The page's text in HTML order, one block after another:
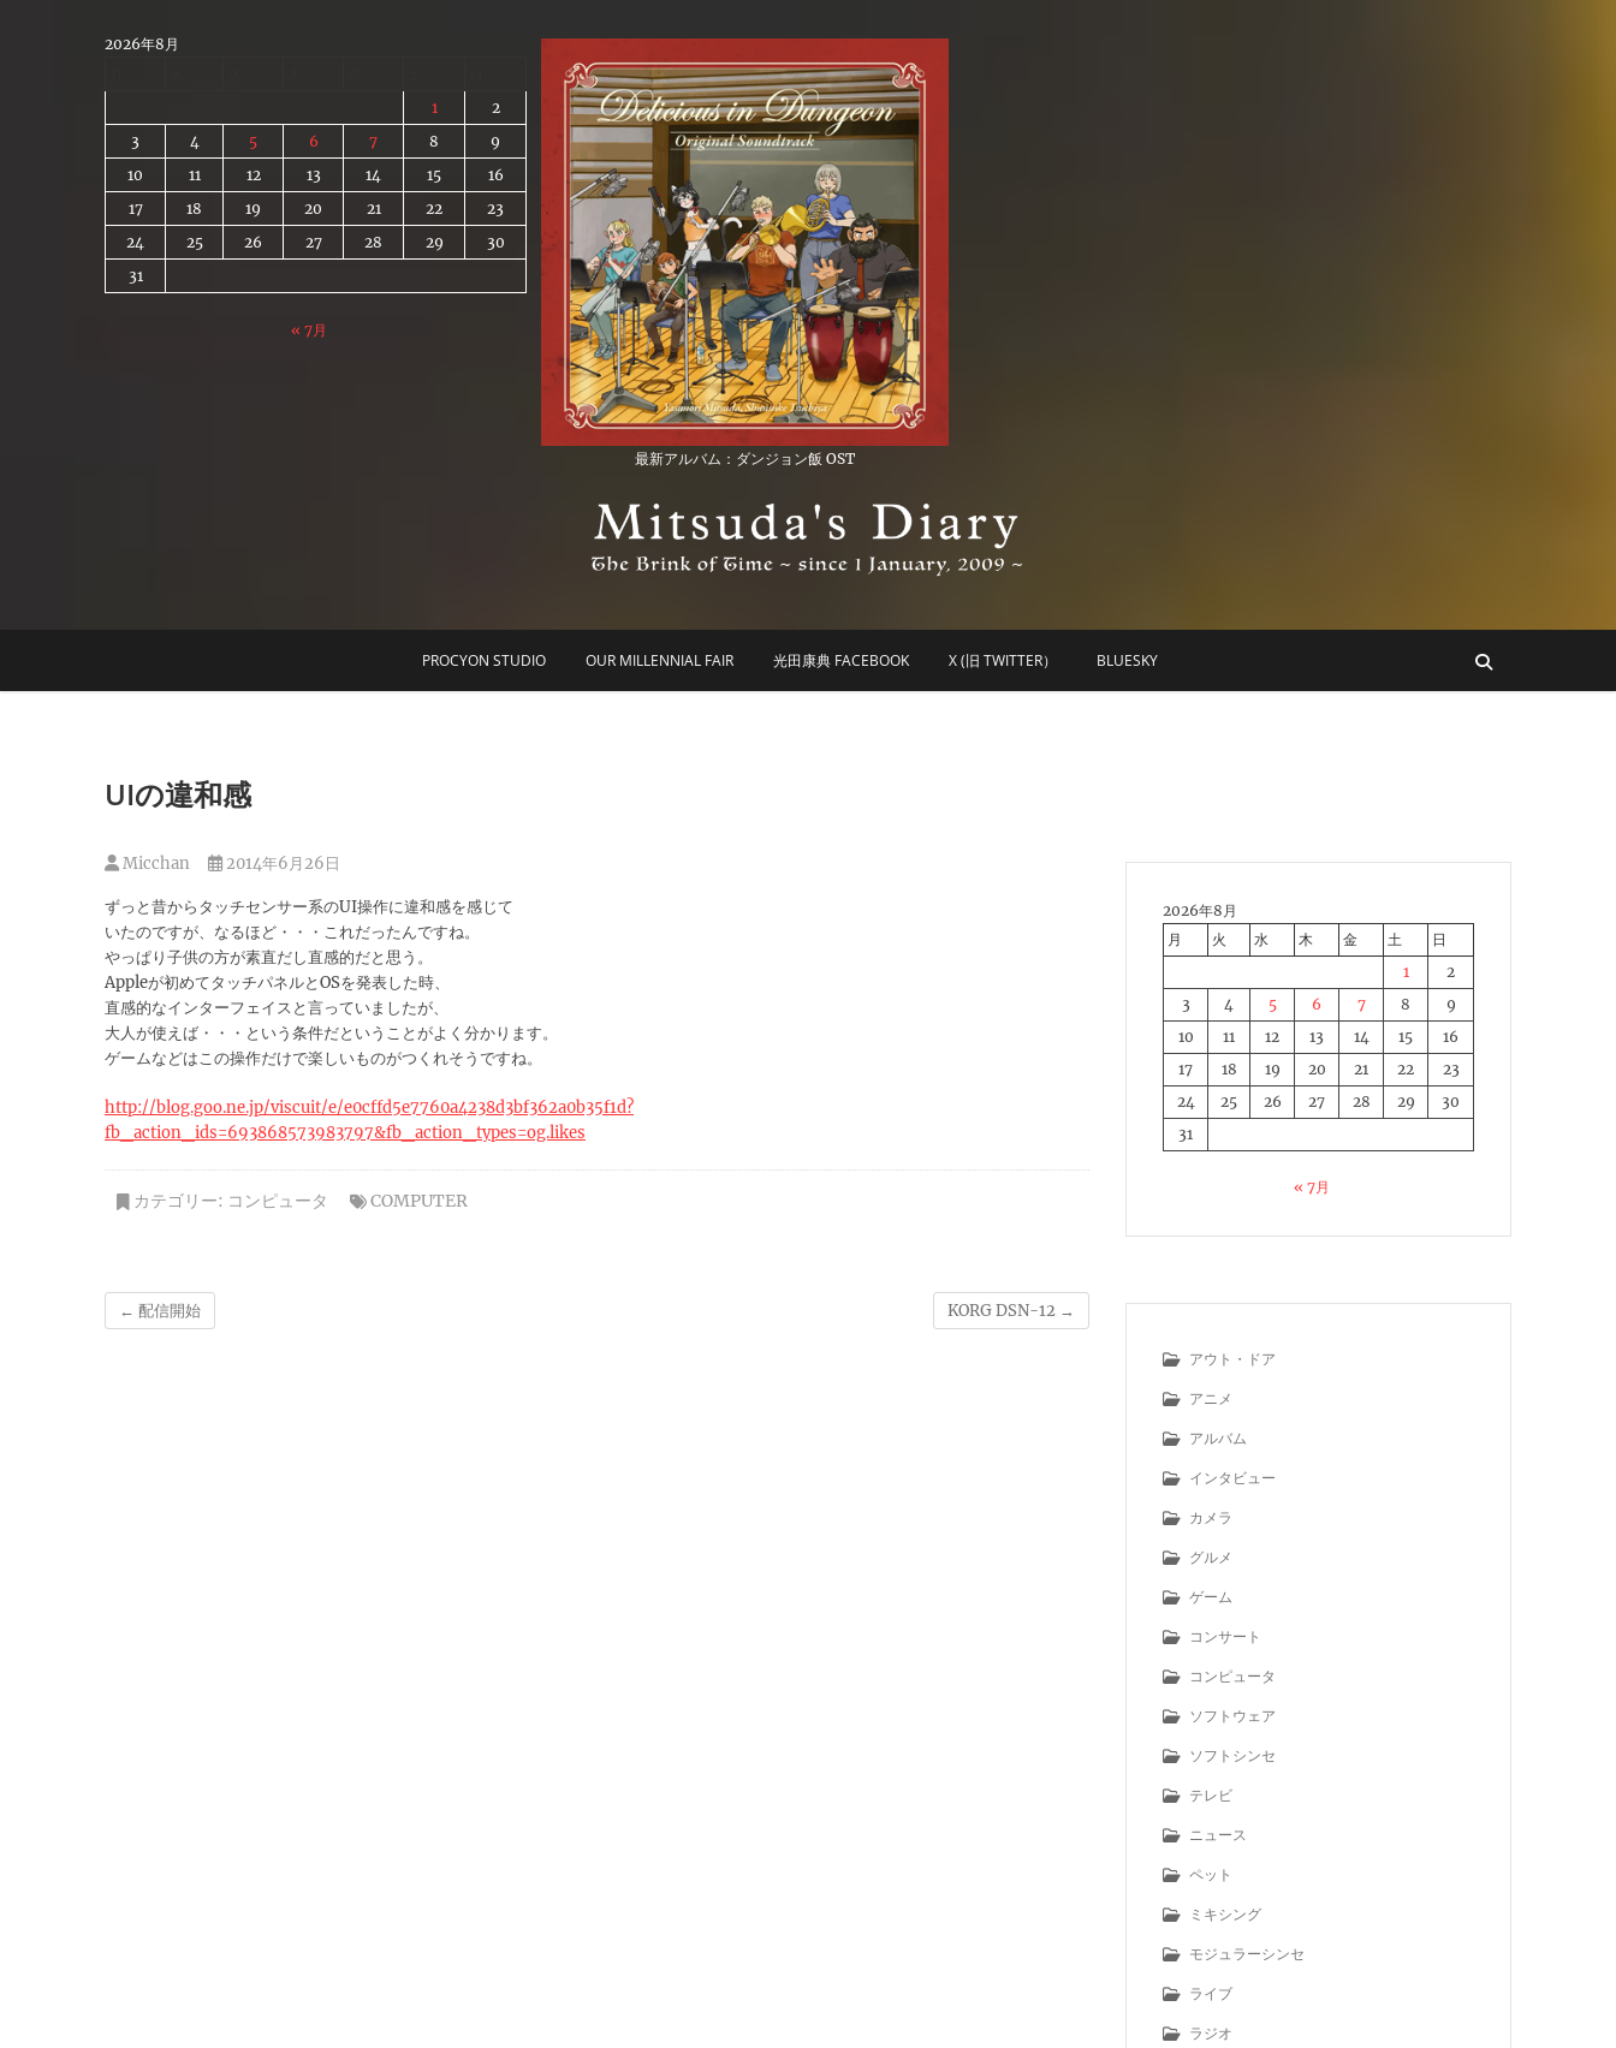
2026年8月
1
2
3
4 5 6 7 8
9
10
11 12 13 14 15
16
17
18 19 20 21 22
23
24
25 26 27 28 29
30
31
« 7月
最新アルバム：ダンジョン飯 OST
Mitsuda's Diary
PROCYON STUDIO OUR MILLENNIAL FAIR 光田康典 FACEBOOK X (旧 TWITTER） BLUESKY
UIの違和感
Micchan 2014年6月26日
ずっと昔からタッチセンサー系のUI操作に違和感を感じて
いたのですが、なるほど・・・これだったんですね。
やっぱり子供の方が素直だし直感的だと思う。
Appleが初めてタッチパネルとOSを発表した時、
直感的なインターフェイスと言っていましたが、
大人が使えば・・・という条件だということがよく分かります。
ゲームなどはこの操作だけで楽しいものがつくれそうですね。
http://blog.goo.ne.jp/viscuit/e/e0cffd5e7760a4238d3bf362a0b35f1d?
fb_action_ids=693868573983797&fb_action_types=og.likes
カテゴリー: コンピュータ COMPUTER
← 配信開始 KORG DSN-12 →
2026年8月
月
火 水 木 金 土
日
1
2
3
4 5 6 7 8
9
10
11 12 13 14 15
16
17
18 19 20 21 22
23
24
25 26 27 28 29
30
31
« 7月
アウト・ドア
アニメ
アルバム
インタビュー
カメラ
グルメ
ゲーム
コンサート
コンピュータ
ソフトウェア
ソフトシンセ
テレビ
ニュース
ペット
ミキシング
モジュラーシンセ
ライブ
ラジオ